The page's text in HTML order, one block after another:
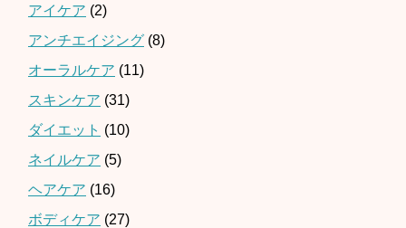
アイケア (2)
アンチエイジング (8)
オーラルケア (11)
スキンケア (31)
ダイエット (10)
ネイルケア (5)
ヘアケア (16)
ボディケア (27)